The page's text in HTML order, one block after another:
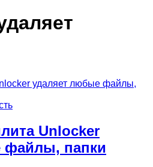
Unlocker
файлы, папки